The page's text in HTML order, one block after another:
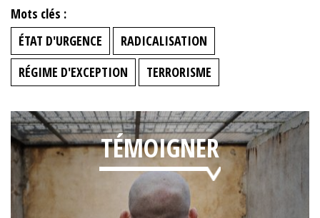
Mots clés :
ÉTAT D'URGENCE
RADICALISATION
RÉGIME D'EXCEPTION
TERRORISME
TÉMOIGNER